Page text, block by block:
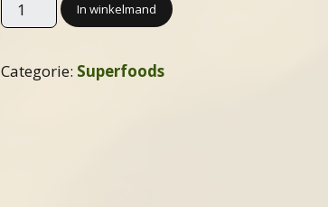
In winkelmand
Categorie: Superfoods